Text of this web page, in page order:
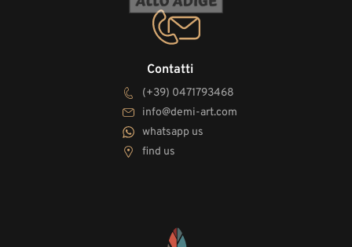
Contatti
(+39) 0471793468
info@demi-art.com
whatsapp us
find us